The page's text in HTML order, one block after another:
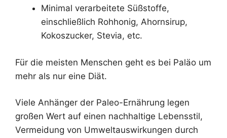
Minimal verarbeitete Süßstoffe,
einschließlich Rohhonig, Ahornsirup,
Kokoszucker, Stevia, etc.
Für die meisten Menschen geht es bei Paläo um
mehr als nur eine Diät.
Viele Anhänger der Paleo-Ernährung legen
großen Wert auf einen nachhaltige Lebensstil,
Vermeidung von Umweltauswirkungen durch